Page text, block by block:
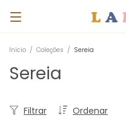
Início / Coleções / Sereia
Sereia
Ordenar
Filtrar